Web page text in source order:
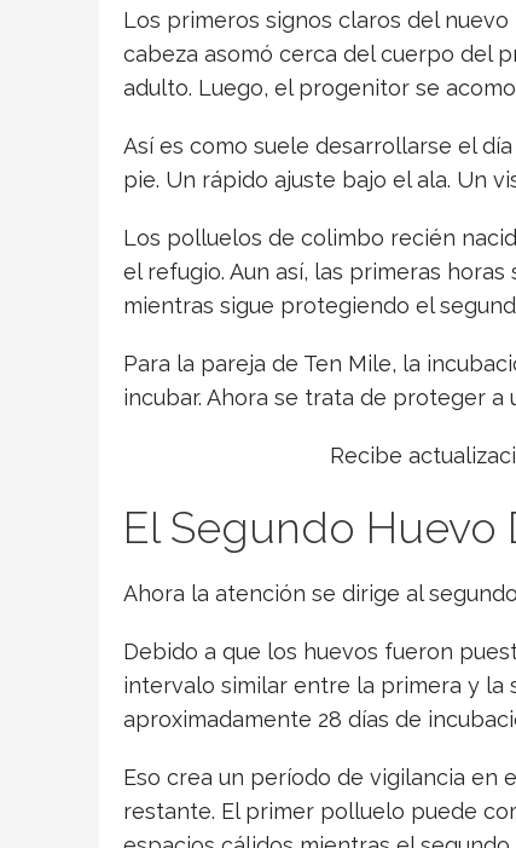
Los primeros signos claros del
cabeza asomó cerca del cuerpo del
adulto. Luego, el progenitor se
Así es como suele desarrollarse el
pie. Un rápido ajuste bajo el ala. Un
Los polluelos de colimbo recién
el refugio. Aun así, las primeras
mientras sigue protegiendo el
Para la pareja de Ten Mile, la
incubar. Ahora se trata de proteger
Recibe
El Segundo Huevo
Ahora la atención se dirige al
Debido a que los huevos fueron
intervalo similar entre la primera y la
aproximadamente 28 días de
Eso crea un período de vigilancia en
restante. El primer polluelo puede